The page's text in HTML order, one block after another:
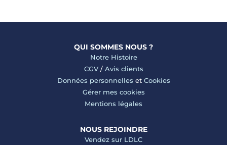
QUI SOMMES NOUS ?
Notre Histoire
CGV/ Avis clients
Données personnelles et Cookies
Gérer mes cookies
Mentions légales
NOUS REJOINDRE
Vendez sur LDLC